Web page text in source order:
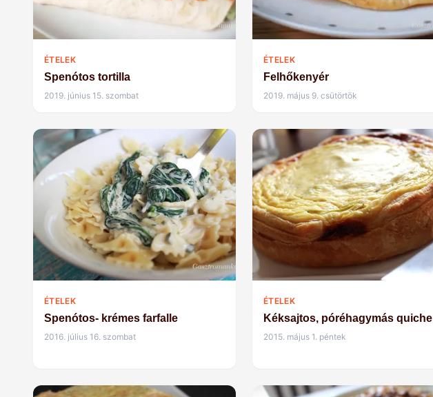
ÉTELEK
Spenótos tortilla
2019. június 15. szombat
ÉTELEK
Felhőkenyér
2019. május 9. csütörtök
ÉTELEK
Spenótos- krémes farfalle
2016. július 16. szombat
ÉTELEK
Kéksajtos, póréhagymás quiche
2015. május 1. péntek